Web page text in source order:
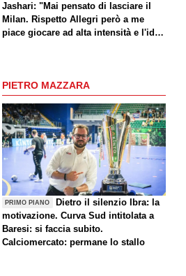
Jashari: "Mai pensato di lasciare il
Milan. Rispetto Allegri però a me
piace giocare ad alta intensità e l'idea
PIETRO MAZZARA
PRIMO PIANO
Dietro il silenzio Ibra: la
motivazione. Curva Sud intitolata a
Baresi: si faccia subito.
Calciomercato: permane lo stallo